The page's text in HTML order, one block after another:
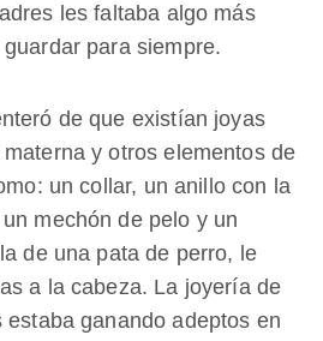
les faltaba algo más
para siempre.
de que existían joyas
y otros elementos de
un collar, un anillo con la
mechón de pelo y un
de una pata de perro, le
a la cabeza. La joyería de
ganando adeptos en